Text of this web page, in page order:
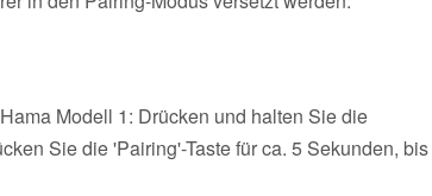
Modell 1: Drücken und halten Sie die
Sie die 'Pairing'-Taste für ca. 5 Sekunden, bis